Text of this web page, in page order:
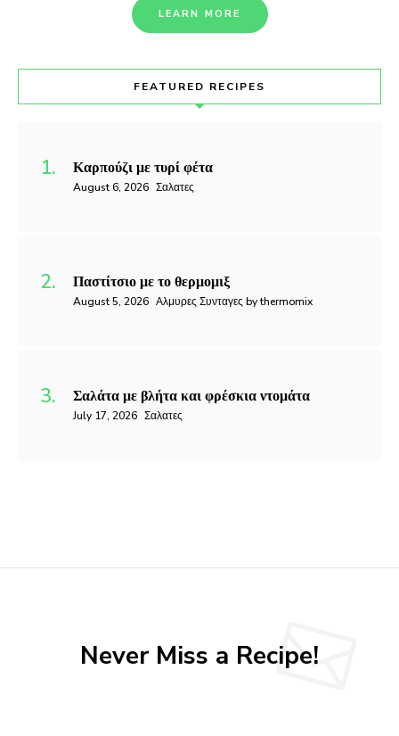
LEARN MORE
FEATURED RECIPES
Καρπούζι με τυρί φέτα
August 6, 2026 Σαλατες
Παστίτσιο με το θερμομιξ
August 5, 2026 Αλμυρες Συνταγες by thermomix
Σαλάτα με βλήτα και φρέσκια ντομάτα
July 17, 2026 Σαλατες
Never Miss a Recipe!